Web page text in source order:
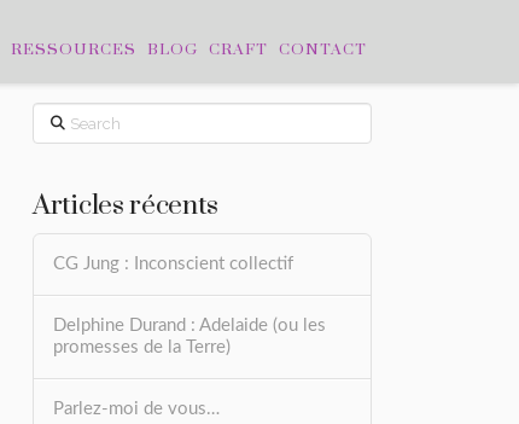
RESSOURCES BLOG CRAFT CONTACT
Search
Articles récents
CG Jung : Inconscient collectif
Delphine Durand : Adelaide (ou les
promesses de la Terre)
Parlez-moi de vous…